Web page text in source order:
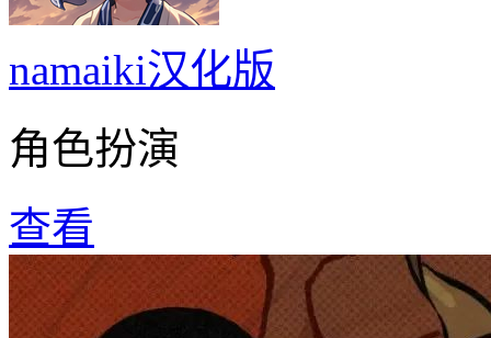
namaiki汉化版
角色扮演
查看